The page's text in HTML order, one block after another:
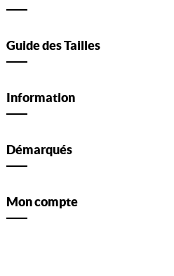
Guide des Tailles
Information
Démarqués
Mon compte